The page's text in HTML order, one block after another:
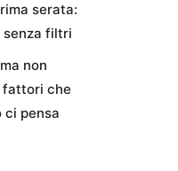
serata:
filtri
non
fattori che
ci pensa